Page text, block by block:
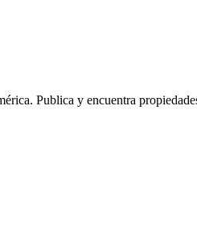
Publica y encuentra